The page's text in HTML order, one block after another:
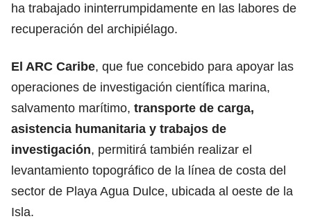
ha trabajado ininterrumpidamente en las labores de
recuperación del archipiélago.
El ARC Caribe, que fue concebido para apoyar las
operaciones de investigación científica marina,
salvamento marítimo, transporte de carga,
asistencia humanitaria y trabajos de
investigación, permitirá también realizar el
levantamiento topográfico de la línea de costa del
sector de Playa Agua Dulce, ubicada al oeste de la
Isla.